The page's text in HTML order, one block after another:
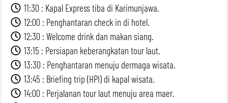
11:30 : Kapal Express tiba di Karimunjawa.
12:00 : Penghantaran check in di hotel.
12:30 : Welcome drink dan makan siang.
13:15 : Persiapan keberangkatan tour laut.
13:30 : Penghantaran menuju dermaga wisata.
13:45 : Briefing trip (HPI) di kapal wisata.
14:00 : Perjalanan tour laut menuju area maer.